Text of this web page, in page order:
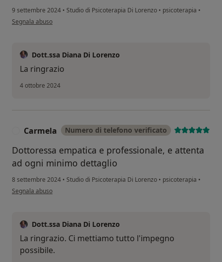
9 settembre 2024 • Studio di Psicoterapia Di Lorenzo • psicoterapia •
secondo l'opinione dell'utente Teresa
Segnala abuso
Dott.ssa Diana Di Lorenzo
La ringrazio
4 ottobre 2024
Carmela Numero di telefono verificato
Dottoressa empatica e professionale, e attenta
ad ogni minimo dettaglio
8 settembre 2024 • Studio di Psicoterapia Di Lorenzo • psicoterapia •
secondo l'opinione dell'utente Carmela
Segnala abuso
Dott.ssa Diana Di Lorenzo
La ringrazio. Ci mettiamo tutto l'impegno
possibile.